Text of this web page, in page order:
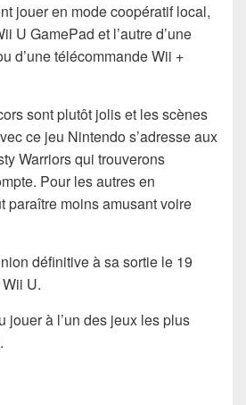
jouer en mode coopératif local,
U GamePad et l’autre d’une
d’une télécommande Wii +
sont plutôt jolis et les scènes
ce jeu Nintendo s’adresse aux
Warriors qui trouverons
Pour les autres en
paraître moins amusant voire
définitive à sa sortie le 19
U.
jouer à l’un des jeux les plus